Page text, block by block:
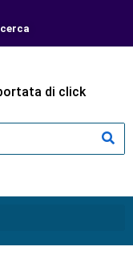
di click